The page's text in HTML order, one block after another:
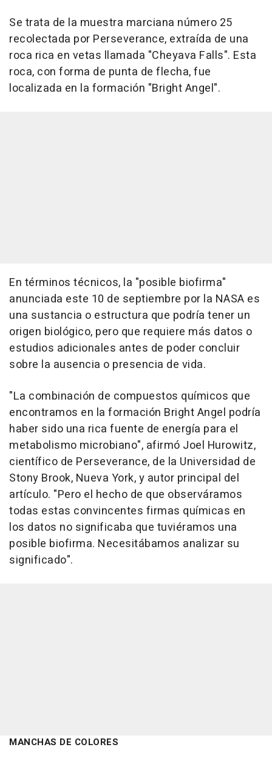
Se trata de la muestra marciana número 25
recolectada por Perseverance, extraída de una
roca rica en vetas llamada "Cheyava Falls". Esta
roca, con forma de punta de flecha, fue
localizada en la formación "Bright Angel".
En términos técnicos, la "posible biofirma"
anunciada este 10 de septiembre por la NASA es
una sustancia o estructura que podría tener un
origen biológico, pero que requiere más datos o
estudios adicionales antes de poder concluir
sobre la ausencia o presencia de vida.
"La combinación de compuestos químicos que
encontramos en la formación Bright Angel podría
haber sido una rica fuente de energía para el
metabolismo microbiano", afirmó Joel Hurowitz,
científico de Perseverance, de la Universidad de
Stony Brook, Nueva York, y autor principal del
artículo. "Pero el hecho de que observáramos
todas estas convincentes firmas químicas en
los datos no significaba que tuviéramos una
posible biofirma. Necesitábamos analizar su
significado".
MANCHAS DE COLORES